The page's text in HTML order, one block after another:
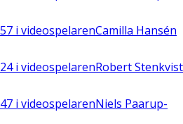
i videospelarenCamilla Hansén
i videospelarenRobert Stenkvist
i videospelarenNiels Paarup-